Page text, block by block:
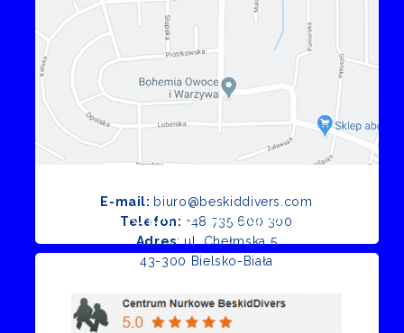
E-mail: biuro@beskiddivers.com
Telefon: +48 735 600 300
Adres: ul. Chełmska 5
43-300 Bielsko-Biała
Opinie Google